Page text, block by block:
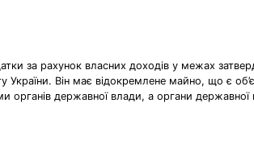
за рахунок власних доходів у межах
Він має відокремлене майно, що є
органів державної влади, а органи державної